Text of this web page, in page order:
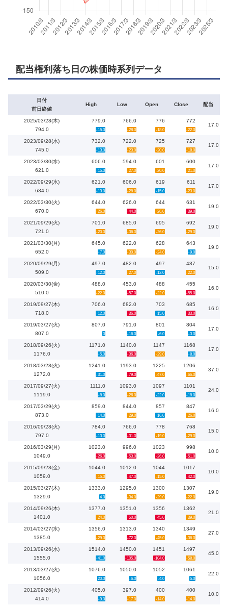
配当権利落ち日の株価時系列データ
日付
前日終値
High Low Open Close 配当
2025/03/28(木)
794.0
779.0
-15.0
766.0
-28.0
776
-18.0
772
-22.0
17.0
2023/09/28(水)
745.0
732.0
-13.0
722.0
-23.0
725
-20.0
727
-18.0
17.0
2023/03/30(水)
621.0
606.0
-15.0
594.0
-27.0
601
-20.0
600
-21.0
17.0
2022/09/29(水)
634.0
621.0
-13.0
606.0
-28.0
619
-15.0
611
-23.0
17.0
2022/03/30(火)
670.0
644.0
-26.0
626.0
-44.0
644
-26.0
631
-39.0
19.0
2021/09/29(火)
721.0
701.0
-20.0
685.0
-36.0
695
-26.0
692
-29.0
19.0
2021/03/30(月)
652.0
645.0
-7.0
622.0
-30.0
628
-24.0
643
-9.0
19.0
2020/09/29(月)
509.0
497.0
-12.0
482.0
-27.0
497
-12.0
487
-22.0
15.0
2020/03/30(金)
510.0
488.0
-22.0
453.0
-57.0
488
-22.0
455
-55.0
16.0
2019/09/27(木)
718.0
706.0
-12.0
682.0
-36.0
703
-15.0
685
-33.0
16.0
2019/03/27(火)
807.0
807.0
0
791.0
-16.0
801
-6.0
804
-3.0
17.0
2018/09/26(火)
1176.0
1171.0
-5.0
1140.0
-36.0
1147
-29.0
1168
-8.0
17.0
2018/03/28(火)
1272.0
1241.0
-31.0
1193.0
-79.0
1225
-47.0
1206
-66.0
37.0
2017/09/27(火)
1119.0
1111.0
-8.0
1093.0
-26.0
1097
-22.0
1101
-18.0
24.0
2017/03/29(火)
873.0
859.0
-14.0
844.0
-29.0
857
-16.0
847
-26.0
16.0
2016/09/28(火)
797.0
784.0
-13.0
766.0
-31.0
778
-19.0
768
-29.0
15.0
2016/03/29(月)
1049.0
1023.0
-26.0
996.0
-53.0
1023
-26.0
998
-51.0
10.0
2015/09/28(金)
1059.0
1044.0
-15.0
1012.0
-47.0
1044
-15.0
1017
-42.0
10.0
2015/03/27(木)
1329.0
1333.0
4.0
1295.0
-34.0
1300
-29.0
1307
-22.0
19.0
2014/09/26(木)
1401.0
1377.0
-24.0
1351.0
-50.0
1356
-45.0
1362
-39.0
21.0
2014/03/27(水)
1385.0
1356.0
-29.0
1313.0
-72.0
1340
-45.0
1349
-36.0
27.0
2013/09/26(水)
1555.0
1514.0
-41.0
1450.0
-105.0
1451
-104.0
1497
-58.0
45.0
2013/03/27(火)
1056.0
1076.0
20.0
1050.0
-6.0
1052
-4.0
1061
5.0
22.0
2012/09/26(火)
414.0
405.0
-9.0
397.0
-17.0
400
-14.0
400
-14.0
10.0